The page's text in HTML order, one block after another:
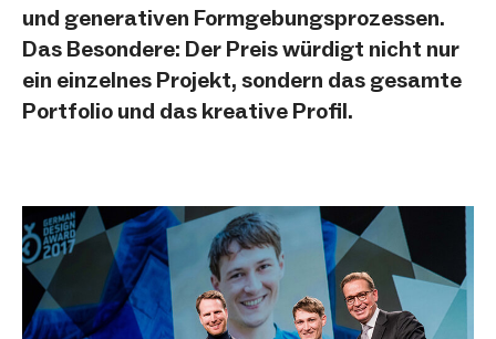
und generativen Formgebungsprozessen.
Das Besondere: Der Preis würdigt nicht nur
ein einzelnes Projekt, sondern das gesamte
Portfolio und das kreative Profil.